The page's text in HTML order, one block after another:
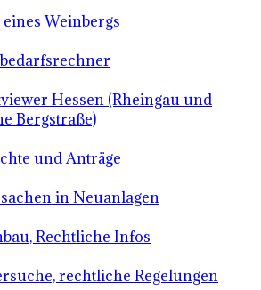
Weinbergs
Hessen (Rheingau und
Bergstraße)
und Anträge
in Neuanlagen
Rechtliche Infos
rechtliche Regelungen